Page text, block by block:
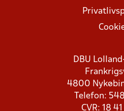
DBU
4800
Telefon:
CVR: 18